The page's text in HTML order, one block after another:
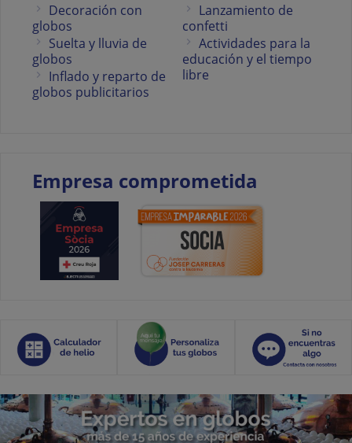
Decoración con
globos
Suelta y lluvia de
globos
Inflado y reparto de
globos publicitarios
Lanzamiento de
confetti
Actividades para la
educación y el tiempo
libre
Empresa comprometida